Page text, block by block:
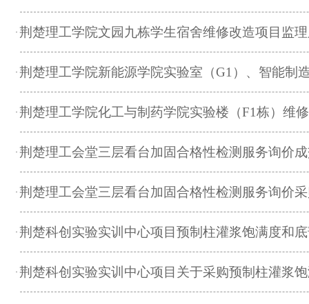
· 荆楚理工学院文园九栋学生宿舍维修改造项目监
· 荆楚理工学院新能源学院实验室（G1）、智能制
· 荆楚理工学院化工与制药学院实验楼（F1栋）维
· 荆楚理工会堂三层看台加固合格性检测服务询价
· 荆楚理工会堂三层看台加固合格性检测服务询价
· 荆楚科创实验实训中心项目预制柱灌浆饱满度和
· 荆楚科创实验实训中心项目关于采购预制柱灌浆